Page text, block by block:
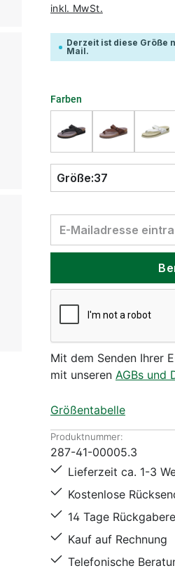
inkl. MwSt.
Derzeit ist diese Größe
Mail.
Farben
Größe:37
Mit dem Senden Ihrer
mit unseren AGBs und
Größentabelle
Produktnummer:
287-41-00005.3
Lieferzeit ca. 1-3
Kostenlose
14 Tage
Kauf auf Rechnung
Telefonische